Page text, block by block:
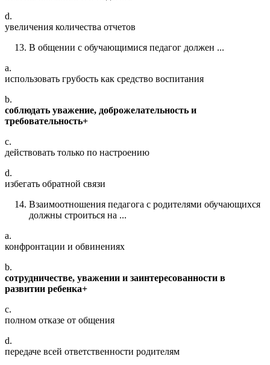
d.
увеличения количества отчетов
В общении с обучающимися педагог должен ...
a.
использовать грубость как средство воспитания
b.
соблюдать уважение, доброжелательность и
требовательность+
c.
действовать только по настроению
d.
избегать обратной связи
Взаимоотношения педагога с родителями обучающихся
должны строиться на ...
a.
конфронтации и обвинениях
b.
сотрудничестве, уважении и заинтересованности в
развитии ребенка+
c.
полном отказе от общения
d.
передаче всей ответственности родителям